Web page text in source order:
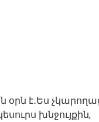
օրն է․Ես
խնջույքին,